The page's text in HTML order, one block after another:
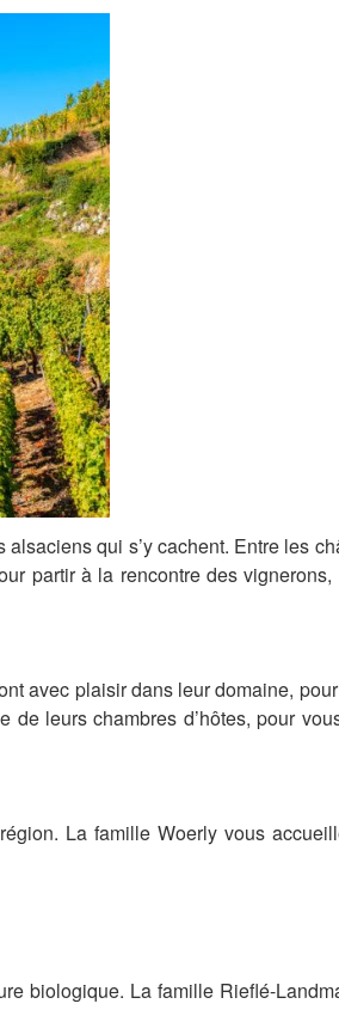
qui s’y cachent. Entre les
partir à la rencontre des vignerons,
avec plaisir dans leur domaine,
leurs chambres d’hôtes, pour
La famille Woerly vous
biologique. La famille Rieflé-